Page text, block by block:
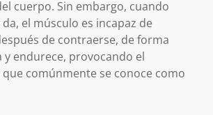
cuerpo. Sin embargo, cuando
el músculo es incapaz de
de contraerse, de forma
y endurece, provocando el
comúnmente se conoce como